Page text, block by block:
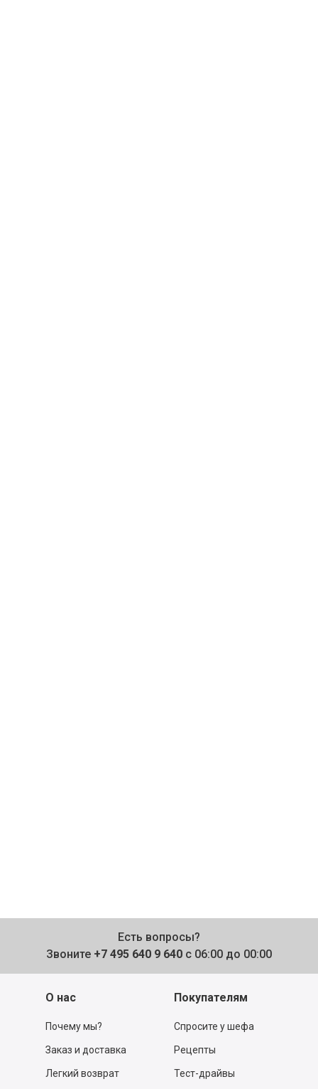
Есть вопросы?
Звоните +7 495 640 9 640 с 06:00 до 00:00
О нас
Почему мы?
Заказ и доставка
Легкий возврат
Покупателям
Спросите у шефа
Рецепты
Тест-драйвы